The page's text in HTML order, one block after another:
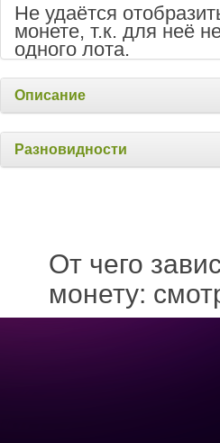
Не удаётся
монете, т.к. для неё
одного лота.
Описание
Разновидности
От чего
монету: